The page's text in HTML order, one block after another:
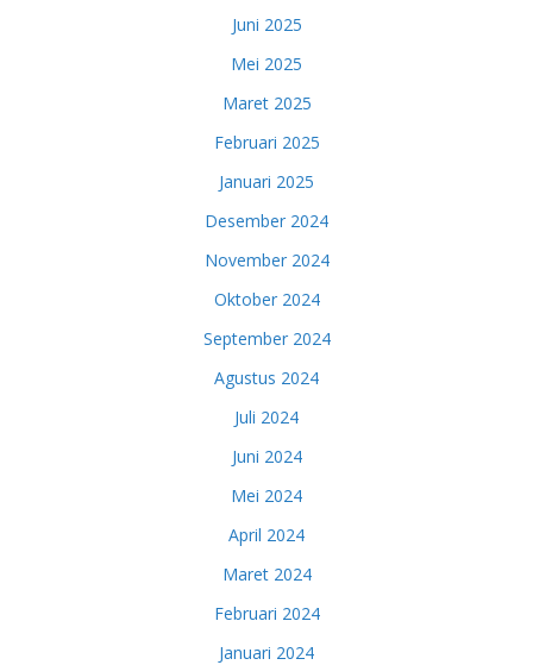
Juni 2025
Mei 2025
Maret 2025
Februari 2025
Januari 2025
Desember 2024
November 2024
Oktober 2024
September 2024
Agustus 2024
Juli 2024
Juni 2024
Mei 2024
April 2024
Maret 2024
Februari 2024
Januari 2024